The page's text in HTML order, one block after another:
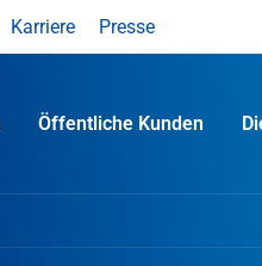
Karriere Presse
Öffentliche Kunden